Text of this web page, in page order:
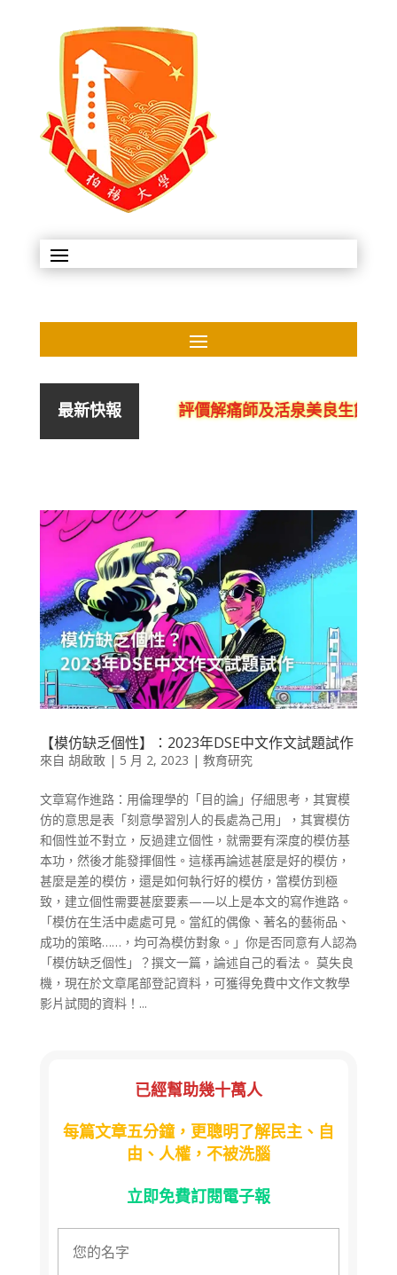
最新快報 評價解痛師及活泉美良生館的
【模仿缺乏個性】：2023年DSE中文作文試題試作
來自 胡啟敢| 5 月 2, 2023 | 教育研究
文章寫作進路：用倫理學的「目的論」仔細思考，其實模
仿的意思是表「刻意學習別人的長處為己用」，其實模仿
和個性並不對立，反過建立個性，就需要有深度的模仿基
本功，然後才能發揮個性。這樣再論述甚麼是好的模仿，
甚麼是差的模仿，還是如何執行好的模仿，當模仿到極
致，建立個性需要甚麼要素——以上是本文的寫作進路。
「模仿在生活中處處可見。當紅的偶像、著名的藝術品、
成功的策略……，均可為模仿對象。」你是否同意有人認為
「模仿缺乏個性」？撰文一篇，論述自己的看法。 莫失良
機，現在於文章尾部登記資料，可獲得免費中文作文教學
影片試閱的資料！...
已經幫助幾十萬人
每篇文章五分鐘，更聰明了解民主、自
由、人權，不被洗腦
立即免費訂閱電子報